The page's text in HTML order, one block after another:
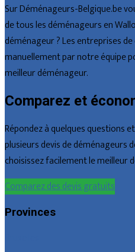
Sur Déménageurs-Belgique.be
de tous les déménageurs en
déménageur ? Les entreprises
manuellement par notre équipe
meilleur déménageur.
Comparez et
Répondez à quelques questions
plusieurs devis de déménageurs
choisissez facilement le meilleur
Comparez des devis gratuits
Provinces